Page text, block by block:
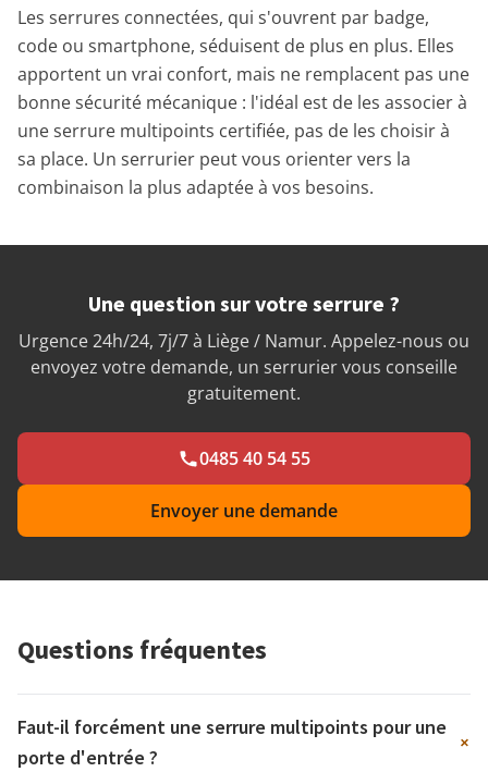
Les serrures connectées, qui s'ouvrent par badge,
code ou smartphone, séduisent de plus en plus. Elles
apportent un vrai confort, mais ne remplacent pas une
bonne sécurité mécanique : l'idéal est de les associer à
une serrure multipoints certifiée, pas de les choisir à
sa place. Un serrurier peut vous orienter vers la
combinaison la plus adaptée à vos besoins.
Une question sur votre serrure ?
Urgence 24h/24, 7j/7 à Liège / Namur. Appelez-nous ou
envoyez votre demande, un serrurier vous conseille
gratuitement.
0485 40 54 55
Envoyer une demande
Questions fréquentes
Faut-il forcément une serrure multipoints pour une
porte d'entrée ?
+